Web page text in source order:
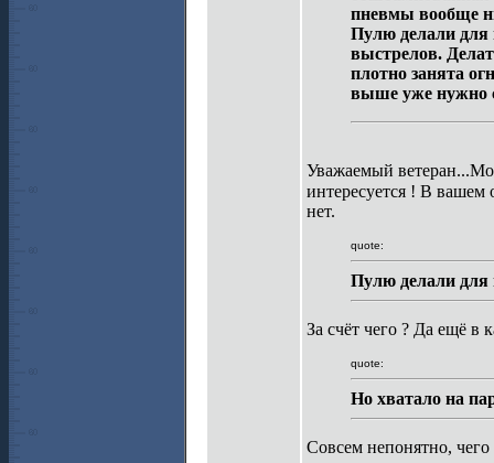
пневмы вообще
Пулю делали для
выстрелов.
плотно занята
выше уже нужно
Уважаемый
интересуется ! В вашем
нет.
quote:
Пулю делали для
За счёт чего ? Да ещё в
quote:
Но хватало на
Совсем непонятно, чего